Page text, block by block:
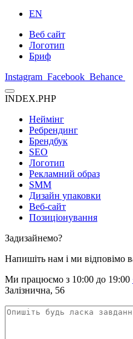
EN
Веб сайт
Логотип
Бриф
Instagram Facebook Behance
INDEX.PHP
Неймінг
Ребрендинг
Брендбук
SEO
Логотип
Рекламний образ
SMM
Дизайн упаковки
Веб-сайт
Позиціонування
Задизайнемо?
Напишіть нам і ми відповімо
Ми працюємо з 10:00 до 19:00
Залізнична, 56